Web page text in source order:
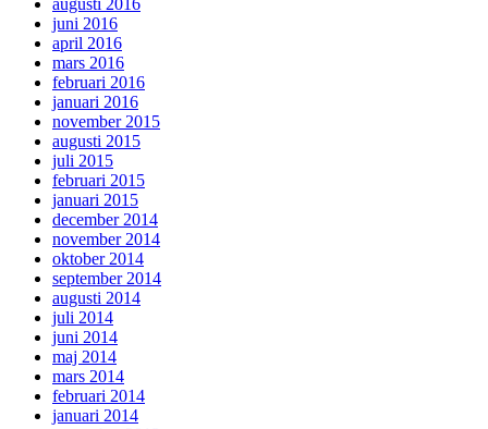
augusti 2016
juni 2016
april 2016
mars 2016
februari 2016
januari 2016
november 2015
augusti 2015
juli 2015
februari 2015
januari 2015
december 2014
november 2014
oktober 2014
september 2014
augusti 2014
juli 2014
juni 2014
maj 2014
mars 2014
februari 2014
januari 2014